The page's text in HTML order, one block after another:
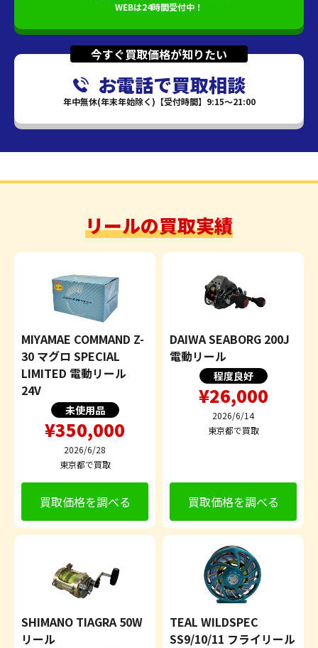
WEBは24時間受付中！
今すぐ買取価格が知りたい
お電話で買取相談
年中無休(年末年始除く)【受付時間】9:15～21:00
リールの買取実績
MIYAMAE COMMAND Z-
30 マグロ SPECIAL
LIMITED 電動リール
24V
未使用品
¥350,000
2026/6/28
東京都で買取
買取価格を調べる
DAIWA SEABORG 200J
電動リール
程度良好
¥26,000
2026/6/14
東京都で買取
買取価格を調べる
SHIMANO TIAGRA 50W
リール
TEAL WILDSPEC
SS9/10/11 フライリール